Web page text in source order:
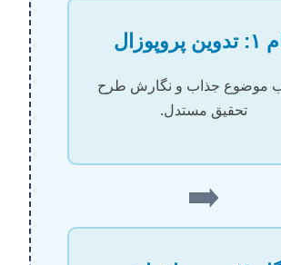
موضوع جذاب و نگارش طرح
تحقیق مستدل.
➡️